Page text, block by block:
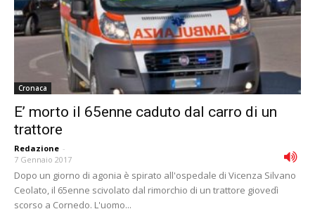
Cronaca
E’ morto il 65enne caduto dal carro di un
trattore
Redazione -
7 Gennaio 2017
Dopo un giorno di agonia è spirato all'ospedale di Vicenza Silvano
Ceolato, il 65enne scivolato dal rimorchio di un trattore giovedì
scorso a Cornedo. L'uomo...